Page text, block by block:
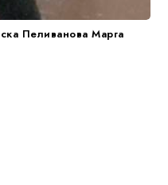
Пеливанова Марга